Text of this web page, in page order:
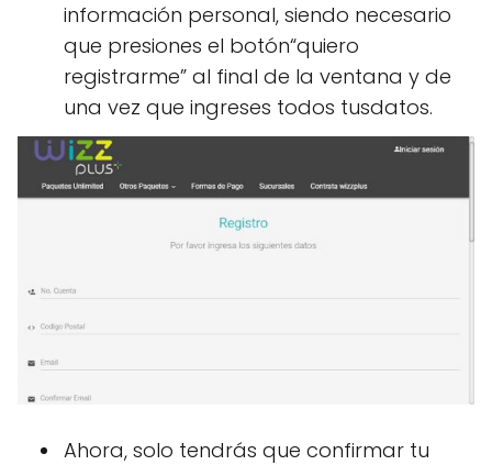
información personal, siendo necesario
que presiones el botón“quiero
registrarme” al final de la ventana y de
una vez que ingreses todos tusdatos.
Ahora, solo tendrás que confirmar tu